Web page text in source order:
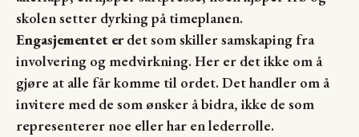
skolen setter dyrking på timeplanen.
Engasjementet erdet som skiller samskaping fra
involvering og medvirkning. Her er det ikke om å
gjøre at alle får komme til ordet. Det handler om å
invitere med de som ønsker å bidra, ikke de som
representerer noe eller har en lederrolle.